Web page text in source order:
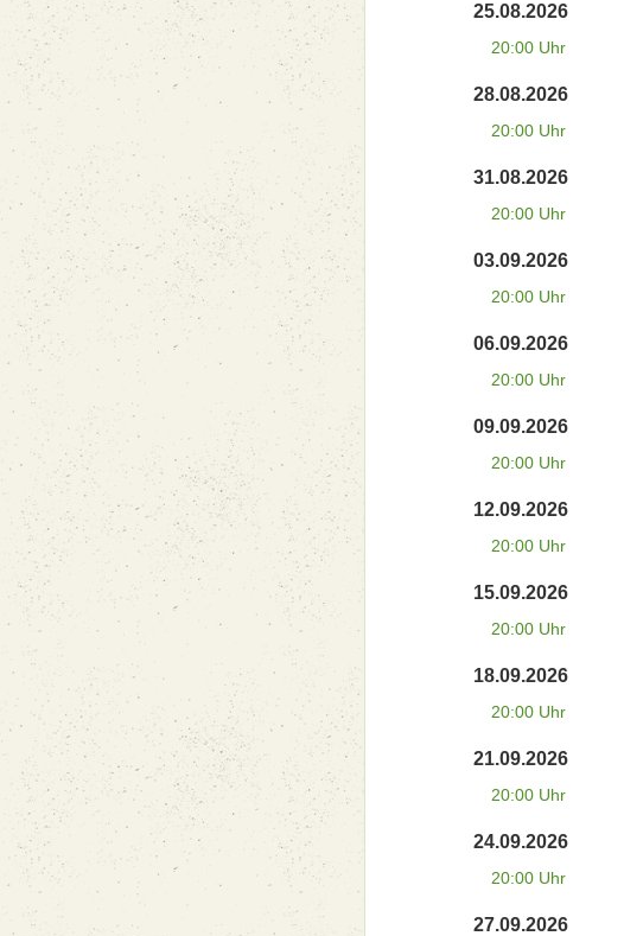
25.08.2026
20:00 Uhr
28.08.2026
20:00 Uhr
31.08.2026
20:00 Uhr
03.09.2026
20:00 Uhr
06.09.2026
20:00 Uhr
09.09.2026
20:00 Uhr
12.09.2026
20:00 Uhr
15.09.2026
20:00 Uhr
18.09.2026
20:00 Uhr
21.09.2026
20:00 Uhr
24.09.2026
20:00 Uhr
27.09.2026